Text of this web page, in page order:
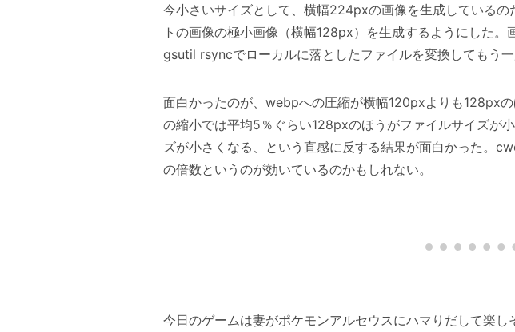
今小さいサイズとして、横幅224pxの画像を生成している
トの画像の極小画像（横幅128px）を生成するようにした
gsutil rsyncでローカルに落としたファイルを変換してもう
面白かったのが、webpへの圧縮が横幅120pxよりも128px
の縮小では平均5％ぐらい128pxのほうがファイルサイズが
ズが小さくなる、という直感に反する結果が面白かった。
の倍数というのが効いているのかもしれない。
今日のゲームは妻がポケモンアルセウスにハマりだして楽